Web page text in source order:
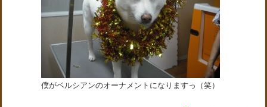
僕がベルシアンのオーナメントになりますっ（笑）